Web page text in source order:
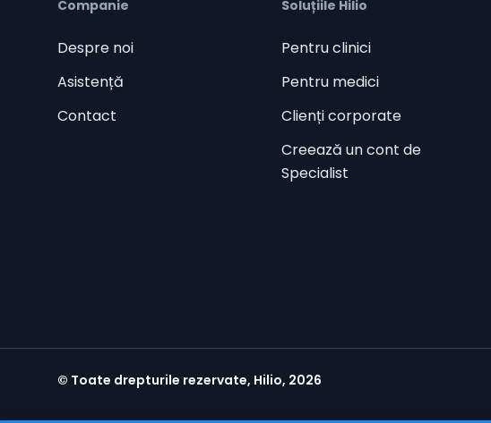
Companie
Despre noi
Asistență
Contact
Soluțiile Hilio
Pentru clinici
Pentru medici
Clienți corporate
Creează un cont de
Specialist
© Toate drepturile rezervate, Hilio, 2026